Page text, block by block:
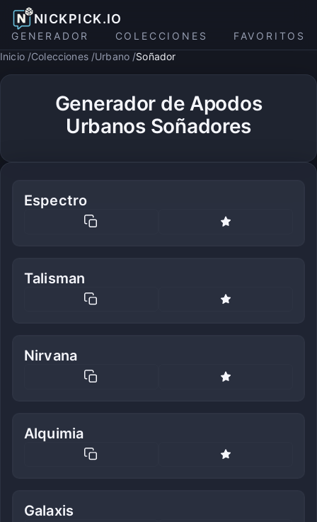
NICKPICK.IO
GENERADOR COLECCIONES
FAVORITOS
Inicio Colecciones Urbano Soñador
Generador de Apodos
Urbanos Soñadores
Espectro
Talisman
Nirvana
Alquimia
Galaxis